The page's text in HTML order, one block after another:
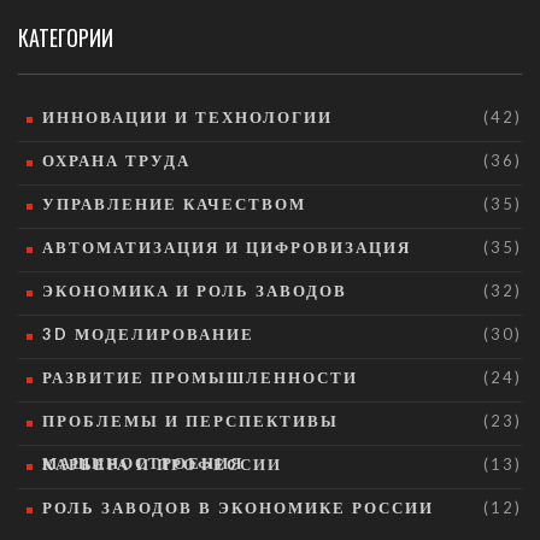
КАТЕГОРИИ
ИННОВАЦИИ И ТЕХНОЛОГИИ (42)
ОХРАНА ТРУДА (36)
УПРАВЛЕНИЕ КАЧЕСТВОМ (35)
АВТОМАТИЗАЦИЯ И ЦИФРОВИЗАЦИЯ (35)
ЭКОНОМИКА И РОЛЬ ЗАВОДОВ (32)
3D МОДЕЛИРОВАНИЕ (30)
РАЗВИТИЕ ПРОМЫШЛЕННОСТИ (24)
ПРОБЛЕМЫ И ПЕРСПЕКТИВЫ
МАШИНОСТРОЕНИЯ
(23)
КАРЬЕРА И ПРОФЕССИИ (13)
РОЛЬ ЗАВОДОВ В ЭКОНОМИКЕ РОССИИ (12)